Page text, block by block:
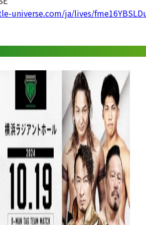
universe.com/ja/lives/